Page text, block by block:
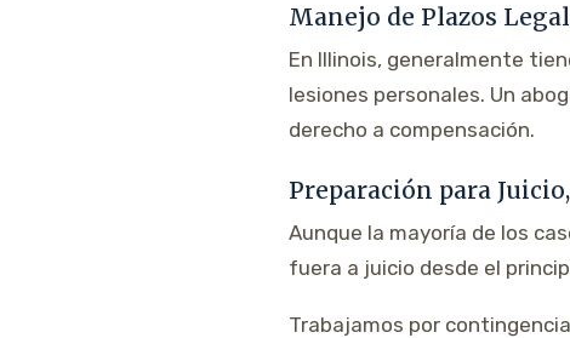
Manejo de Plazos
En Illinois, generalmente
lesiones personales. Un
derecho a compensación.
Preparación para
Aunque la mayoría de los
fuera a juicio desde el
Trabajamos por